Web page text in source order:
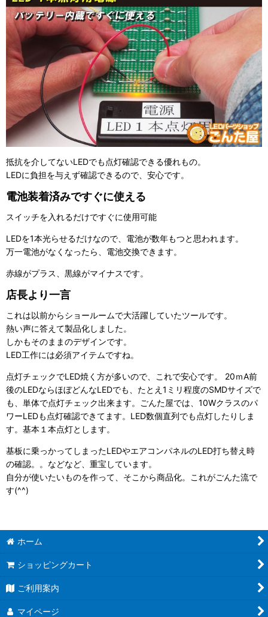
抵抗を介してないLEDでも点灯確認できる優れもの。
LEDに負担を与えず確認できるので、安心です。
電池装着済みですぐに使える
スイッチを入れるだけですぐに使用可能
LEDを1本光らせるだけなので、電池が数年もつと思われます。
万一電池がなくなったら、電池交換できます。
赤線がプラス、黒線がマイナスです。
店長より一言
これは以前からショールームで大活躍していたツールです。
熱い声に答えて製品化しました。
しかもそのままのデザインです。
LED工作には必須アイテムですね。
点灯チェックでLED焼く方が多いので、これで安心です。 20ｍA前
後のLEDならほぼどんなLEDでも、たとえ1ミリ程度のSMDサイズで
も、単体で点灯チェック出来ます。ごんた屋では、10Wクラスのパ
ワーLEDも点灯確認できてます。LED数個直列でも点灯したりしま
す。基本１本点灯とします。
基板に乗っかってしまったLEDやエアコンパネルのLED打ち替え時
の確認。。などなど、重宝しています。
自分が使いたいものを作って、そこから商品化。これがごんた流で
す(^^)
ホーム
ショッピングカート
ご利用案内
マイページ